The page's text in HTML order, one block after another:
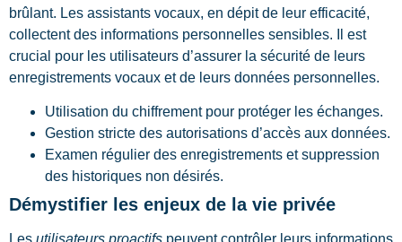
brûlant. Les assistants vocaux, en dépit de leur efficacité,
collectent des informations personnelles sensibles. Il est
crucial pour les utilisateurs d’assurer la sécurité de leurs
enregistrements vocaux et de leurs données personnelles.
Utilisation du chiffrement pour protéger les échanges.
Gestion stricte des autorisations d’accès aux données.
Examen régulier des enregistrements et suppression
des historiques non désirés.
Démystifier les enjeux de la vie privée
Les utilisateurs proactifs peuvent contrôler leurs informations